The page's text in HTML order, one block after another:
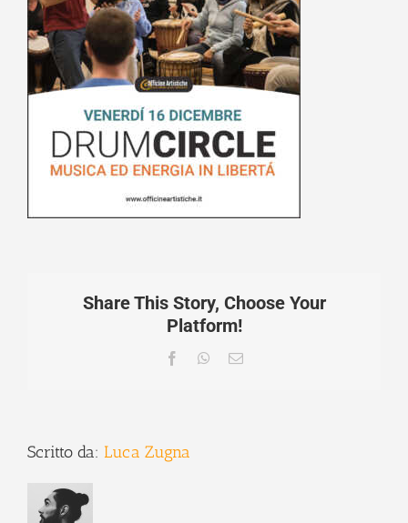
Share This Story, Choose Your
Platform!
FacebookWhatsApp
Email
Scritto da: Luca Zugna